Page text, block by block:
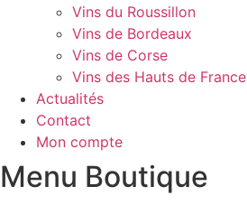
Vins du Roussillon
Vins de Bordeaux
Vins de Corse
Vins des Hauts de France
Actualités
Contact
Mon compte
Menu Boutique